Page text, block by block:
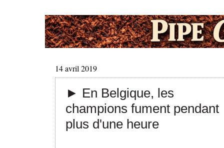
14 avril 2019
► En Belgique, les
champions fument pendant
plus d'une heure